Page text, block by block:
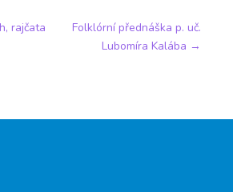
rajčata
Folklórní přednáška p. uč.
Lubomíra Kalába →